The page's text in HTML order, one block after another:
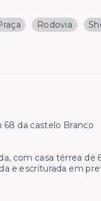
Rodovia
68 da castelo Branco
com casa térrea
e escriturada em